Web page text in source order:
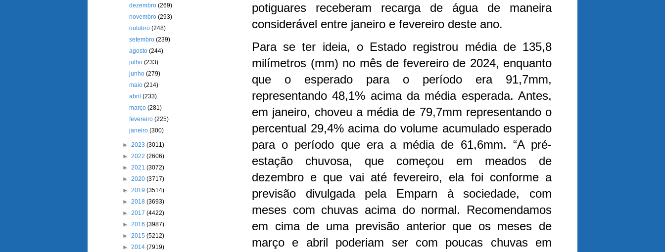
potiguares receberam recarga de água de maneira
considerável entre janeiro e fevereiro deste ano.
Para se ter ideia, o Estado registrou média de 135,8
milímetros (mm) no mês de fevereiro de 2024, enquanto
que o esperado para o período era 91,7mm,
representando 48,1% acima da média esperada. Antes,
em janeiro, choveu a média de 79,7mm representando o
percentual 29,4% acima do volume acumulado esperado
para o período que era a média de 61,6mm. “A pré-
estação chuvosa, que começou em meados de
dezembro e que vai até fevereiro, ela foi conforme a
previsão divulgada pela Emparn à sociedade, com
meses com chuvas acima do normal. Recomendamos
em cima de uma previsão anterior que os meses de
março e abril poderiam ser com poucas chuvas em
dezembro(269)
novembro(293)
outubro(248)
setembro(239)
agosto(244)
julho(233)
junho(279)
maio(214)
abril(233)
março(281)
fevereiro(225)
janeiro(300)
► 2023 (3011)
► 2022 (2606)
► 2021 (3072)
► 2020 (3717)
► 2019 (3514)
► 2018 (3693)
► 2017 (4422)
► 2016 (3987)
► 2015 (5212)
► 2014 (7919)